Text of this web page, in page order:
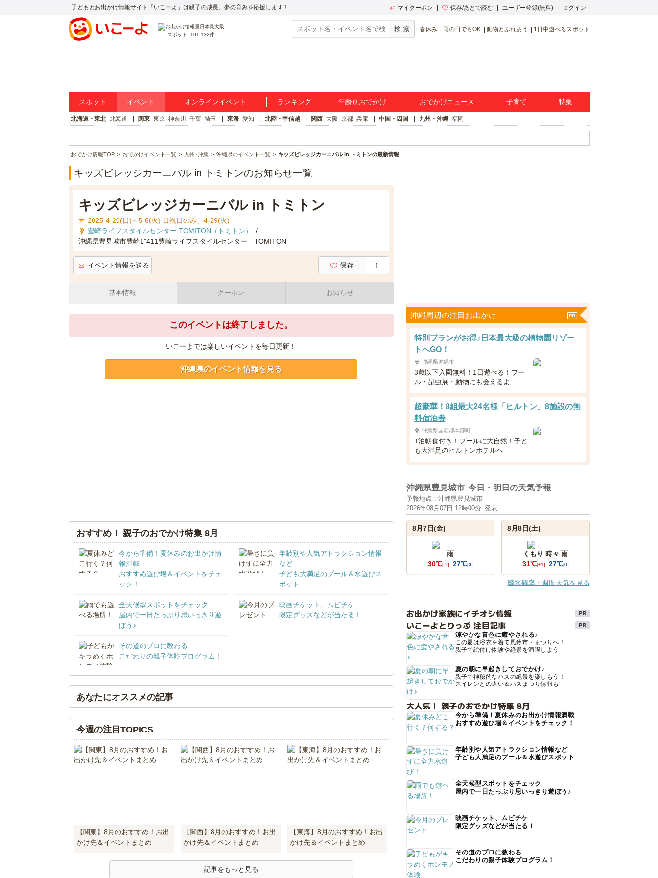
子どもとお出かけ情報サイト「いこーよ」は親子の成長、夢の育みを応援します！ マイクーポン 保存/あとで読む ユーザー登録(無料) ログイン
スポット 101,132件
春休み 雨の日でもOK 動物とふれあう 1日中遊べるスポット
スポット イベント オンラインイベント ランキング 年齢別おでかけ おでかけニュース 子育て 特集
北海道・東北 北海道 関東 東京 神奈川 千葉 埼玉 東海 愛知 北陸・甲信越 関西 大阪 京都 兵庫 中国・四国 九州・沖縄 福岡
おでかけ情報TOP おでかけイベント一覧 九州･沖縄 沖縄県のイベント一覧 キッズビレッジカーニバル in トミトンの最新情報
キッズビレッジカーニバル in トミトンのお知らせ一覧
キッズビレッジカーニバル in トミトン
2025-4-20(日)～5-6(火) 日祝日のみ、4-29(火)
豊崎ライフスタイルセンター TOMITON（トミトン）
/
沖縄県豊見城市豊崎1⁻411豊崎ライフスタイルセンター TOMITON
イベント情報を送る 保存 1
基本情報 クーポン お知らせ
このイベントは終了しました。
いこーよでは楽しいイベントを毎日更新！
沖縄県のイベント情報を見る
おすすめ！ 親子のおでかけ特集 8月
今から準備！夏休みのお出かけ情
報満載
おすすめ遊び場＆イベントをチェ
ック！
年齢別や人気アトラクション情報
など
子ども大満足のプール＆水遊びス
ポット
全天候型スポットをチェック
屋内で一日たっぷり思いっきり遊
ぼう♪
映画チケット、ムビチケ
限定グッズなどが当たる！
その道のプロに教わる
こだわりの親子体験プログラム！
あなたにオススメの記事
今週の注目TOPICS
【関東】8月のおすすめ！お出
かけ先＆イベントまとめ
【関西】8月のおすすめ！お出
かけ先＆イベントまとめ
【東海】8月のおすすめ！お出
かけ先＆イベントまとめ
記事をもっと見る
沖縄周辺の注目お出かけ
特別プランがお得♪日本最大級の植物園リゾー
トへGO！
沖縄県沖縄市
3歳以下入園無料！1日遊べる！プー
ル・昆虫展・動物にも会えるよ
超豪華！8組最大24名様「ヒルトン」8施設の無
料宿泊券
沖縄県国頭郡本部町
1泊朝食付き！プールに大自然！子ど
も大満足のヒルトンホテルへ
沖縄県豊見城市 今日・明日の天気予報
予報地点：沖縄県豊見城市
2026年08月07日 12時00分 発表
8月7日(金)
雨
30℃[-2] 27℃[0]
8月8日(土)
くもり 時々 雨
31℃[+1] 27℃[0]
降水確率・週間天気を見る
お出かけ家族にイチオシ情報
いこーよとりっぷ 注目記事
涼やかな音色に癒やされる♪
この夏は浴衣を着て風鈴市・まつりへ！
親子で絵付け体験や絶景を満喫しよう
夏の朝に早起きしておでかけ♪
親子で神秘的なハスの絶景を楽しもう！
スイレンとの違い＆ハスまつり情報も
大人気！ 親子のおでかけ特集 8月
今から準備！夏休みのお出かけ情報満載
おすすめ遊び場＆イベントをチェック！
年齢別や人気アトラクション情報など
子ども大満足のプール＆水遊びスポット
全天候型スポットをチェック
屋内で一日たっぷり思いっきり遊ぼう♪
映画チケット、ムビチケ
限定グッズなどが当たる！
その道のプロに教わる
こだわりの親子体験プログラム！